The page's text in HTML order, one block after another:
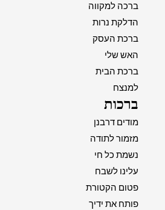
ברכה למקווה
הדלקת נרות
ברכת העסק
האש שלי
ברכת הבית
למנצח
ברכות
מודים דרבנן
מזמור לתודה
נשמת כל חי
עלינו לשבח
פטום הקטורת
פותח את ידיך